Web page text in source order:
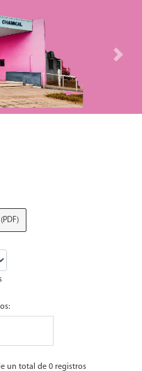
Next
un total de 0 registros